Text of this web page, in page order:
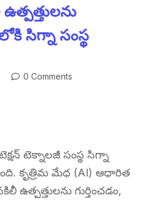
సిగ్నా సంస్థ
0 Comments
టెక్నాలజీ సంస్థ సిగ్నా
కృత్రిమ మేధ (AI) ఆధారిత
గుర్తించడం,